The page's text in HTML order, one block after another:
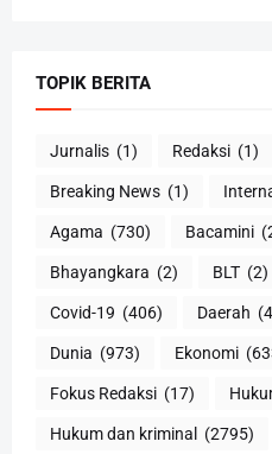
TOPIK BERITA
Jurnalis (1) Redaksi (1)
Breaking News (1)
Agama (730) Bacamini
Bhayangkara (2) BLT (2)
Covid-19 (406) Daerah
Dunia (973) Ekonomi
Fokus Redaksi (17)
Hukum dan kriminal (2795)